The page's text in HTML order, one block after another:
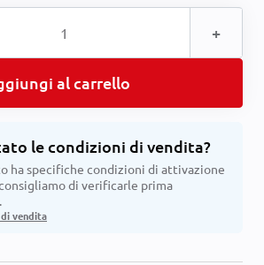
+
al carrello
le condizioni di vendita?
ha specifiche condizioni di attivazione
di verificarle prima
vendita